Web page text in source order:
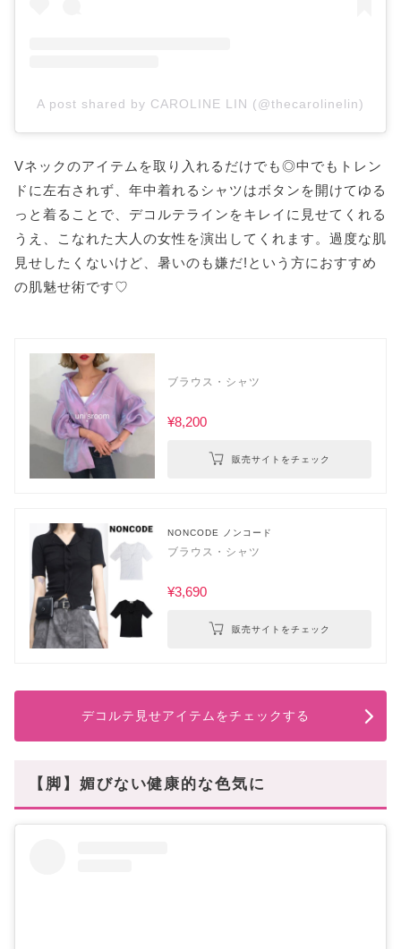
A post shared by CAROLINE LIN (@thecarolinelin)
Vネックのアイテムを取り入れるだけでも◎中でもトレン
ドに左右されず、年中着れるシャツはボタンを開けてゆる
っと着ることで、デコルテラインをキレイに見せてくれる
うえ、こなれた大人の女性を演出してくれます。過度な肌
見せしたくないけど、暑いのも嫌だ!という方におすすめ
の肌魅せ術です♡
ブラウス・シャツ
¥8,200
販売サイトをチェック
NONCODE ノンコード
ブラウス・シャツ
¥3,690
販売サイトをチェック
デコルテ見せアイテムをチェックする
【脚】媚びない健康的な色気に